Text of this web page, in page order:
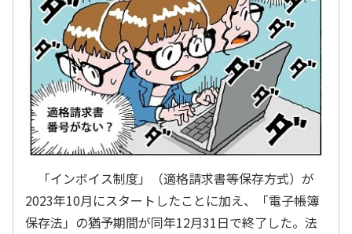
「インボイス制度」（適格請求書等保存方式）が
2023年10月にスタートしたことに加え、「電子帳簿
保存法」の猶予期間が同年12月31日で終了した。法